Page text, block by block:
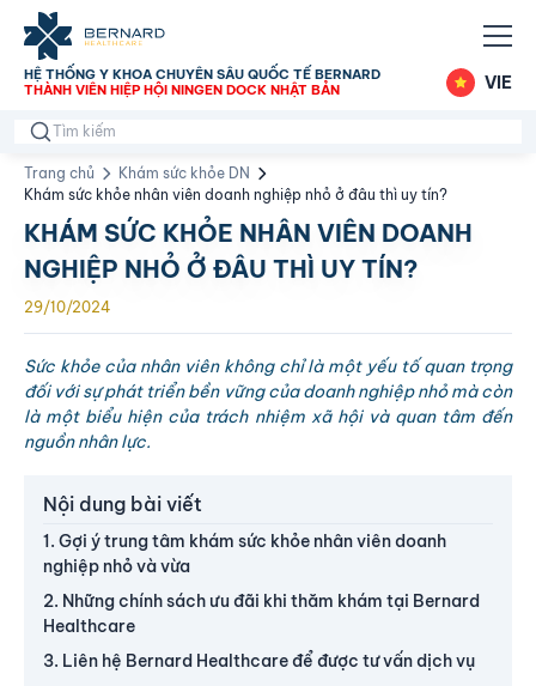
HỆ THỐNG Y KHOA CHUYÊN SÂU QUỐC TẾ BERNARD
THÀNH VIÊN HIỆP HỘI NINGEN DOCK NHẬT BẢN
VIE
Trang chủ
Khám sức khỏe DN
Khám sức khỏe nhân viên doanh nghiệp nhỏ ở đâu thì uy tín?
KHÁM SỨC KHỎE NHÂN VIÊN DOANH
NGHIỆP NHỎ Ở ĐÂU THÌ UY TÍN?
29/10/2024
Sức khỏe của nhân viên không chỉ là một yếu tố quan trọng
đối với sự phát triển bền vững của doanh nghiệp nhỏ mà còn
là một biểu hiện của trách nhiệm xã hội và quan tâm đến
nguồn nhân lực.
Nội dung bài viết
1. Gợi ý trung tâm khám sức khỏe nhân viên doanh
nghiệp nhỏ và vừa
2. Những chính sách ưu đãi khi thăm khám tại Bernard
Healthcare
3. Liên hệ Bernard Healthcare để được tư vấn dịch vụ